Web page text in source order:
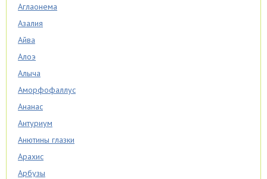
Аглаонема
Азалия
Айва
Алоэ
Алыча
Аморфофаллус
Ананас
Антуриум
Анютины глазки
Арахис
Арбузы